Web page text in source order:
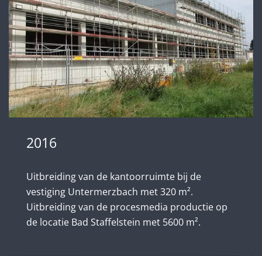
2016
Uitbreiding van de kantoorruimte bij de
vestiging Untermerzbach met 320 m².
Uitbreiding van de procesmedia productie op
de locatie Bad Staffelstein met 5600 m².